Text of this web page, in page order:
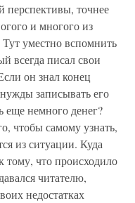
перспективы, точнее
и многого из
уместно вспомнить
всегда писал свои
он знал конец
записывать его
еще немного денег?
чтобы самому узнать,
из ситуации. Куда
тому, что происходило
читателю,
недостатках